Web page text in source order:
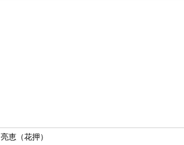
亮恵（花押）